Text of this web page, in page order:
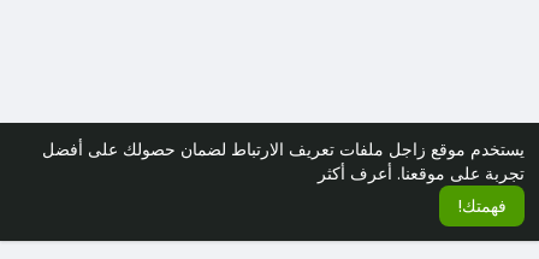
يستخدم موقع زاجل ملفات تعريف الارتباط لضمان حصولك على أفضل
تجربة على موقعنا. أعرف أكثر
فهمتك!